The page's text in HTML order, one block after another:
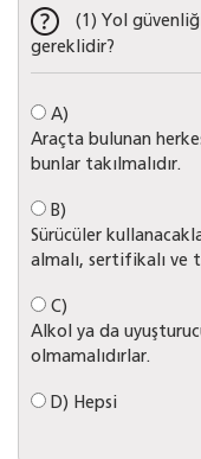
(1) Yol
gereklidir?
A)
Araçta bulunan
bunlar takılmalıdır.
B)
Sürücüler
almalı, sertifikalı ve
C)
Alkol ya da
olmamalıdırlar.
D) Hepsi